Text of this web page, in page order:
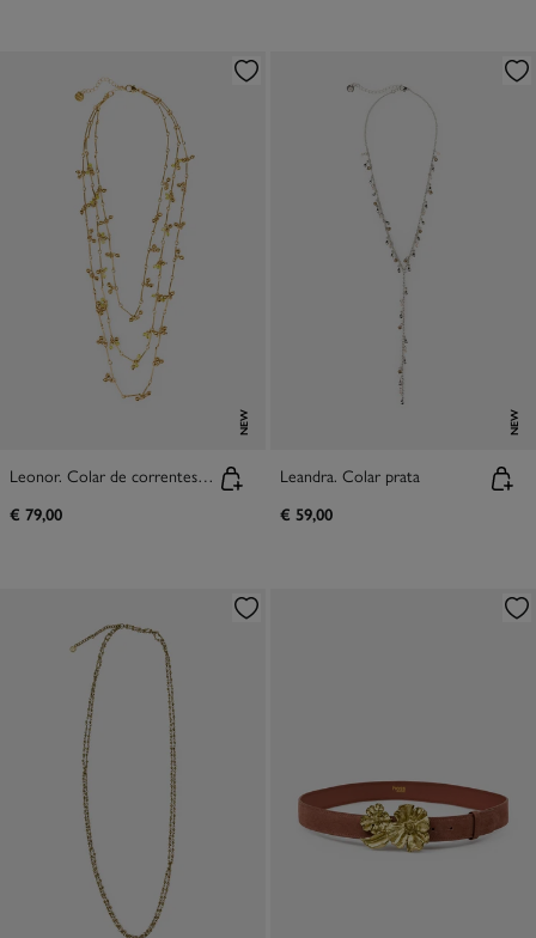
NEW
Leonor. Colar de correntes múltiplas banhado a ouro
€ 79,00
NEW
Leandra. Colar prata
€ 59,00